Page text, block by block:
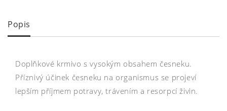
Popis
Doplňkové krmivo s vysokým obsahem česneku.
Příznivý účinek česneku na organismus se projeví
lepším příjmem potravy, trávením a resorpcí živin.